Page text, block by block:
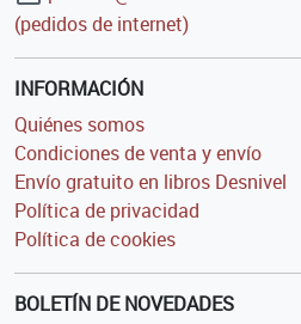
(pedidos de internet)
INFORMACIÓN
Quiénes somos
Condiciones de venta y envío
Envío gratuito en libros Desnivel
Política de privacidad
Política de cookies
BOLETÍN DE NOVEDADES